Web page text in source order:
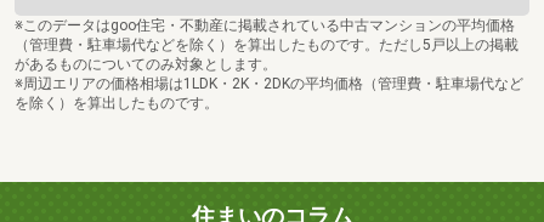
※このデータはgoo住宅・不動産に掲載されている中古マンションの平均価格
（管理費・駐車場代などを除く）を算出したものです。ただし5戸以上の掲載
があるものについてのみ対象とします。
※周辺エリアの価格相場は1LDK・2K・2DKの平均価格（管理費・駐車場代など
を除く）を算出したものです。